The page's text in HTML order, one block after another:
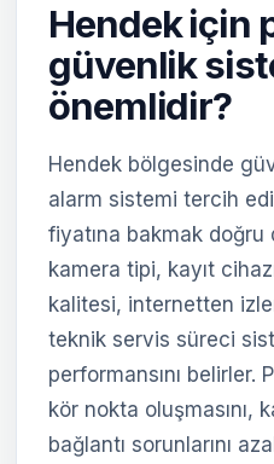
Hendek için
güvenlik
önemlidir?
Hendek bölgesinde
alarm sistemi tercih
fiyatına bakmak doğru
kamera tipi, kayıt
kalitesi, internetten
teknik servis süreci
performansını belirler.
kör nokta oluşmasını,
bağlantı sorunlarını